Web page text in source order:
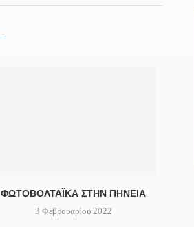
ΦΩΤΟΒΟΛΤΑΪΚΆ ΣΤΗΝ ΠΗΝΕΊΑ
3 Φεβρουαρίου 2022